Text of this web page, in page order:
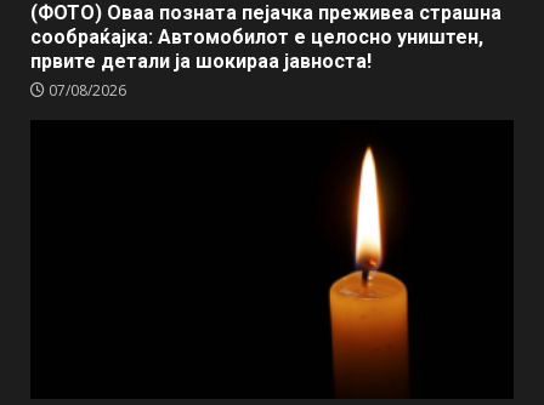
(ФОТО) Оваа позната пејачка преживеа страшна
сообраќајка: Автомобилот е целосно уништен,
првите детали ја шокираа јавноста!
07/08/2026